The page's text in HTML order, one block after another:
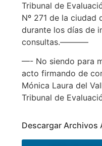
Tribunal de
Nº 271 de la ciudad
durante los días de
consultas.———–
—- No siendo para
acto firmando de
Mónica Laura del
Tribunal de
Descargar Archivos